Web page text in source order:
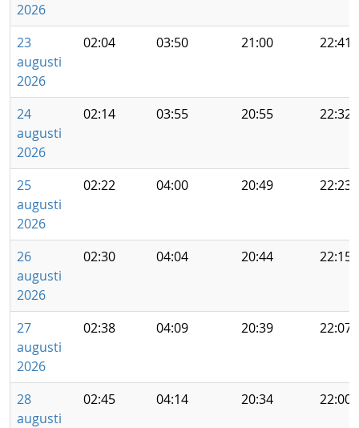
2026
23
augusti
2026
02:04 03:50 21:00 22:41
24
augusti
2026
02:14 03:55 20:55 22:32
25
augusti
2026
02:22 04:00 20:49 22:23
26
augusti
2026
02:30 04:04 20:44 22:15
27
augusti
2026
02:38 04:09 20:39 22:07
28
augusti
02:45 04:14 20:34 22:00